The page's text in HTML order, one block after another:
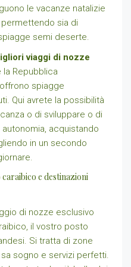
le vacanze natalizie
sia di
semi deserte.
viaggi di nozze
la Repubblica
spiagge
Qui avrete la possibilità
o di sviluppare o di
acquistando
in un secondo
e destinazioni
di nozze esclusivo
il vostro posto
Si tratta di zone
sogno e servizi perfetti.